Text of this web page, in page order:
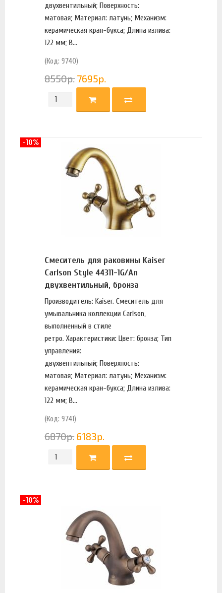
двухвентильный; Поверхность:
матовая; Материал: латунь; Механизм:
керамическая кран-букса; Длина излива:
122 мм; В...
(Код: 9740)
8550р. 7695р.
Смеситель для раковины Kaiser
Carlson Style 44311-1G/An
двухвентильный, бронза
Производитель: Kaiser. Смеситель для
умывальника коллекции Carlson,
выполненный в стиле
ретро. Характеристики: Цвет: бронза; Тип
управления:
двухвентильный; Поверхность:
матовая; Материал: латунь; Механизм:
керамическая кран-букса; Длина излива:
122 мм; В...
(Код: 9741)
6870р. 6183р.
-10%
-10%